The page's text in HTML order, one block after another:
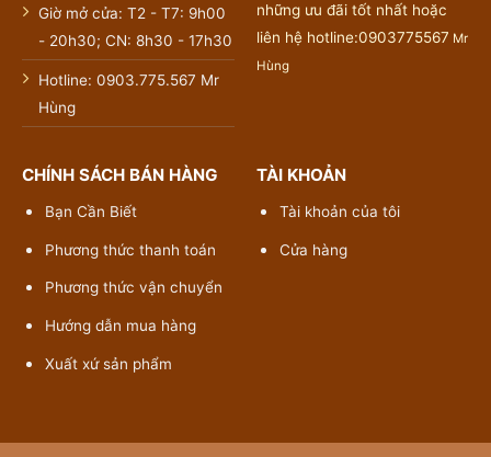
Giờ mở cửa: T2 - T7: 9h00
- 20h30; CN: 8h30 - 17h30
Hotline: 0903.775.567 Mr
Hùng
những ưu đãi tốt nhất hoặc
liên hệ hotline:0903775567 Mr
Hùng
CHÍNH SÁCH BÁN HÀNG
Bạn Cần Biết
Phương thức thanh toán
Phương thức vận chuyển
Hướng dẫn mua hàng
Xuất xứ sản phẩm
TÀI KHOẢN
Tài khoản của tôi
Cửa hàng